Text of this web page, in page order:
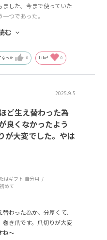
した。今まで使っていた
つであった。
ョブで知り購入しまし
む
なった 0 Like! 0
2025.9.5
ど生え替わった為
良くなかったよう
が大変でした。やは
はギフト:自分用
初めて
わった為か、分厚くて、
き爪です。爪切りが大変
ね～